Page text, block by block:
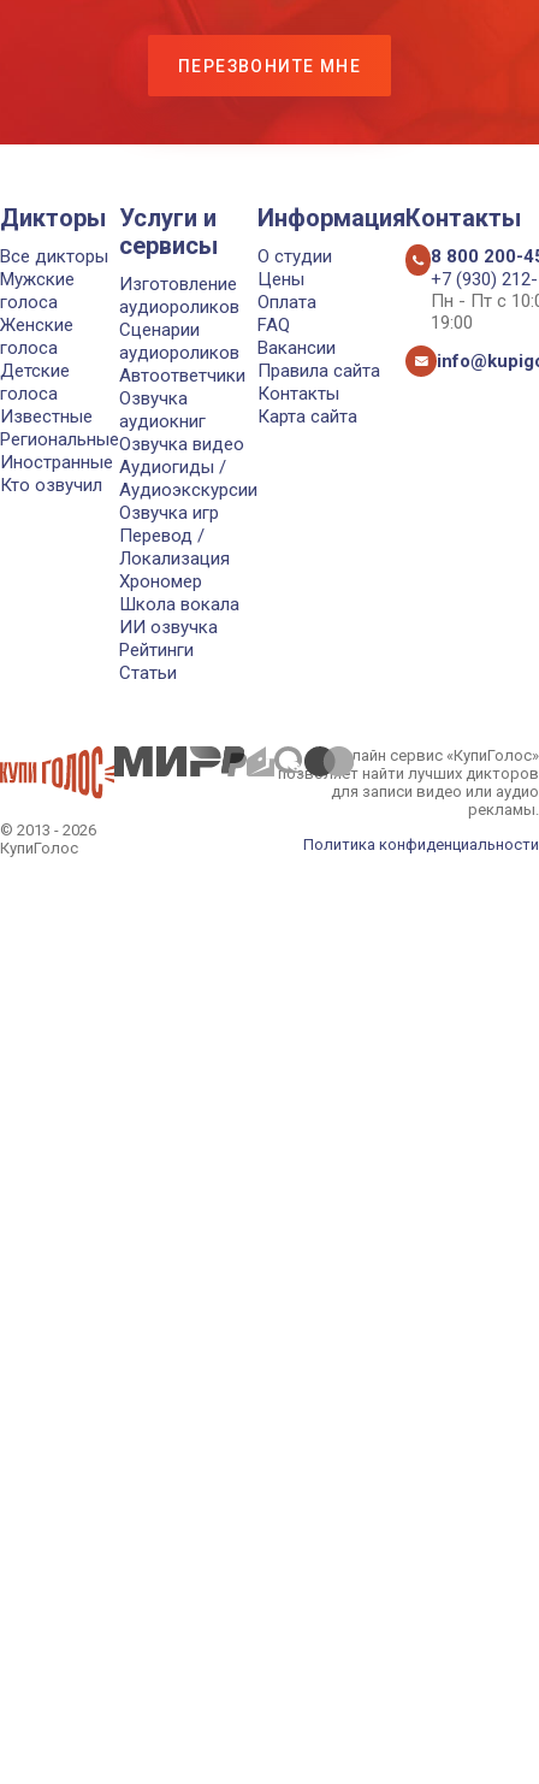
ПЕРЕЗВОНИТЕ МНЕ
Дикторы
Все дикторы
Мужские
голоса
Женские
голоса
Детские
голоса
Известные
Региональные
Иностранные
Кто озвучил
Услуги и
сервисы
Изготовление
аудиороликов
Сценарии
аудиороликов
Автоответчики
Озвучка
аудиокниг
Озвучка видео
Аудиогиды /
Аудиоэкскурсии
Озвучка игр
Перевод /
Локализация
Хрономер
Школа вокала
ИИ озвучка
Рейтинги
Статьи
Информация
О студии
Цены
Оплата
FAQ
Вакансии
Правила сайта
Контакты
Карта сайта
Контакты
8 800 200-
+7 (930)
Пн - Пт с
19:00
© 2013 - 2026
КупиГолос
Онлайн сервис «КупиГолос»
позволяет найти лучших дикторов
для записи видео или аудио
рекламы.
Политика конфиденциальности